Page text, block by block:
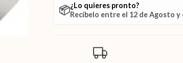
📦¿Lo quieres pronto?
Recíbelo entre el 12 de Agosto y